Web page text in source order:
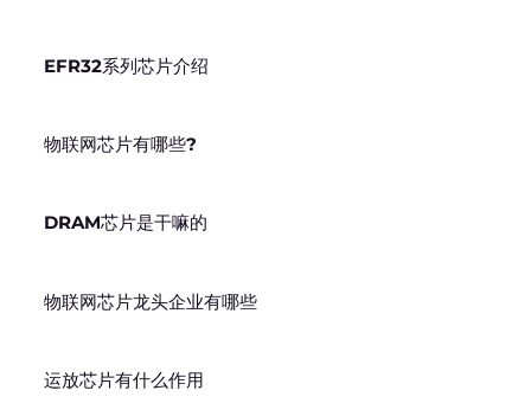
EFR32系列芯片介绍
物联网芯片有哪些?
DRAM芯片是干嘛的
物联网芯片龙头企业有哪些
运放芯片有什么作用